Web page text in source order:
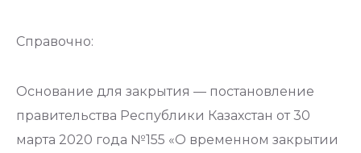
Справочно:
Основание для закрытия — постановление
правительства Республики Казахстан от 30
марта 2020 года №155 «О временном закрытии